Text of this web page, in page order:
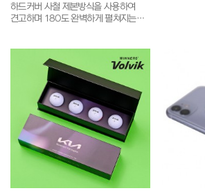
하드커버 사철 제본방식을 사용하여
견고하며 180도 완벽하게 펼쳐지는